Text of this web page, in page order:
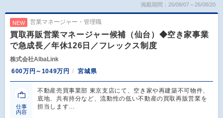
掲載期間：26/08/07～26/08/20
NEW 営業マネージャー・管理職
買取再販営業マネージャー候補（仙台）◆空き家事業
で急成長／年休126日／フレックス制度
株式会社AlbaLink
600万円～1049万円
宮城県
仕事
内容
不動産売買事業部 東京支店にて、空き家や再建築不可物件、
底地、共有持分など、流動性の低い不動産の買取再販営業を
担当します…